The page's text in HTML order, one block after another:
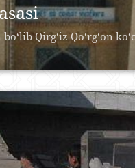
Qirg‘iz Qo‘rg‘on